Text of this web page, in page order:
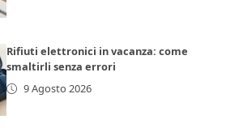
Rifiuti elettronici in vacanza: come
smaltirli senza errori
9 Agosto 2026